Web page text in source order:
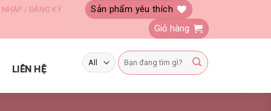
/ ĐĂNG KÝ
Sản phẩm yêu thích
Giỏ hàng
LIÊN HỆ
Tìm
kiếm: